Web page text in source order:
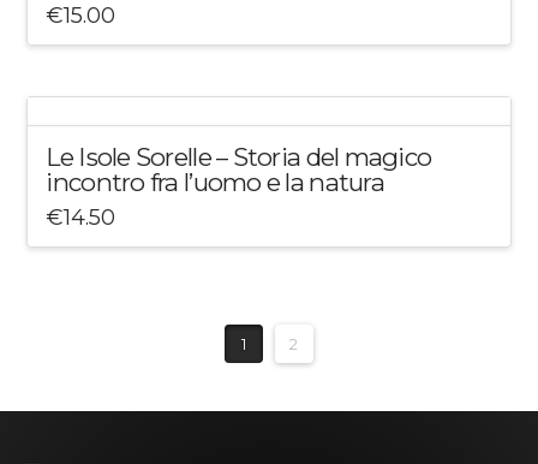
€15.00
Le Isole Sorelle – Storia del magico
incontro fra l’uomo e la natura
€14.50
1 2